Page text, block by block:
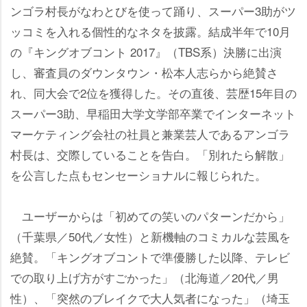
ンゴラ村長がなわとびを使って踊り、スーパー3助がツ
ッコミを入れる個性的なネタを披露。結成半年で10月
の『キングオブコント 2017』（TBS系）決勝に出演
し、審査員のダウンタウン・松本人志らから絶賛さ
れ、同大会で2位を獲得した。その直後、芸歴15年目の
スーパー3助、早稲田大学文学部卒業でインターネット
マーケティング会社の社員と兼業芸人であるアンゴラ
村長は、交際していることを告白。「別れたら解散」
を公言した点もセンセーショナルに報じられた。
ユーザーからは「初めての笑いのパターンだから」
（千葉県／50代／女性）と新機軸のコミカルな芸風を
絶賛。「キングオブコントで準優勝した以降、テレビ
での取り上げ方がすごかった」（北海道／20代／男
性）、「突然のブレイクで大人気者になった」（埼玉